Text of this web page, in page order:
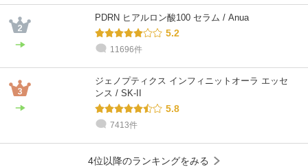
PDRN ヒアルロン酸100 セラム / Anua
5.2
11696件
ジェノプティクス インフィニットオーラ エッセ
ンス / SK-II
5.8
7413件
4位以降のランキングをみる